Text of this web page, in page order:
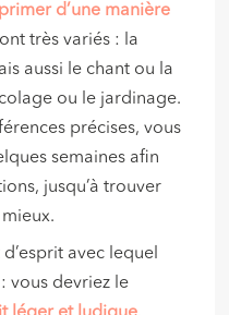
d’une manière
très variés : la
aussi le chant ou la
ou le jardinage.
précises, vous
semaines afin
jusqu’à trouver
avec lequel
vous devriez le